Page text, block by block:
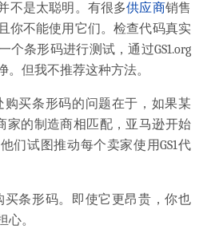
不是太聪明。 有很多供应商销售
你不能使用它们。检查代码真实
个条形码进行测试，通过GS1.org
但我不推荐这种方法。
购买条形码的问题在于，如果某
家的制造商相匹配，亚马逊开始
他们试图推动每个卖家使用GS1代
买条形码。 即使它更昂贵，你也
心。